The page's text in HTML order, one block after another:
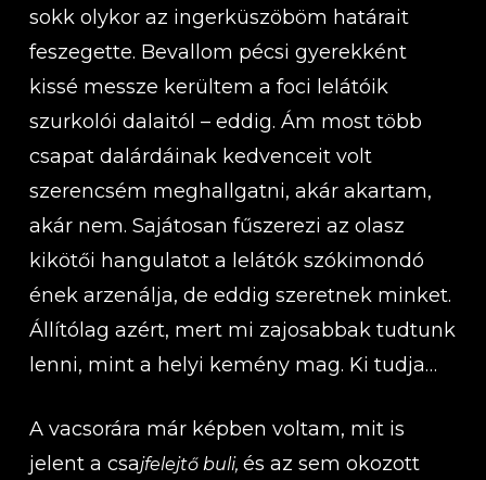
sokk olykor az ingerküszöböm határait
feszegette. Bevallom pécsi gyerekként
kissé messze kerültem a foci lelátóik
szurkolói dalaitól – eddig. Ám most több
csapat dalárdáinak kedvenceit volt
szerencsém meghallgatni, akár akartam,
akár nem. Sajátosan fűszerezi az olasz
kikötői hangulatot a lelátók szókimondó
ének arzenálja, de eddig szeretnek minket.
Állítólag azért, mert mi zajosabbak tudtunk
lenni, mint a helyi kemény mag. Ki tudja…
A vacsorára már képben voltam, mit is
jelent a csajfelejtő buli, és az sem okozott